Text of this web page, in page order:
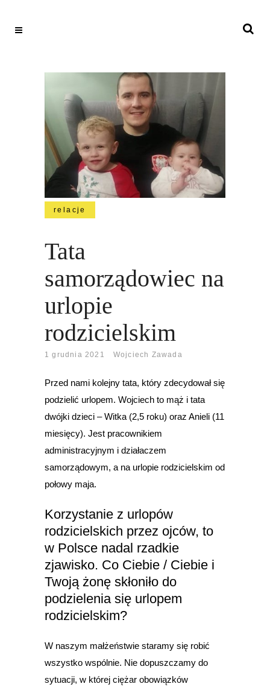
relacje
Tata
samorządowiec na
urlopie
rodzicielskim
1 grudnia 2021 Wojciech Zawada
Przed nami kolejny tata, który zdecydował się
podzielić urlopem. Wojciech to mąż i tata
dwójki dzieci – Witka (2,5 roku) oraz Anieli (11
miesięcy). Jest pracownikiem
administracyjnym i działaczem
samorządowym, a na urlopie rodzicielskim od
połowy maja.
Korzystanie z urlopów
rodzicielskich przez ojców, to
w Polsce nadal rzadkie
zjawisko. Co Ciebie / Ciebie i
Twoją żonę skłoniło do
podzielenia się urlopem
rodzicielskim?
W naszym małżeństwie staramy się robić
wszystko wspólnie. Nie dopuszczamy do
sytuacji, w której ciężar obowiązków